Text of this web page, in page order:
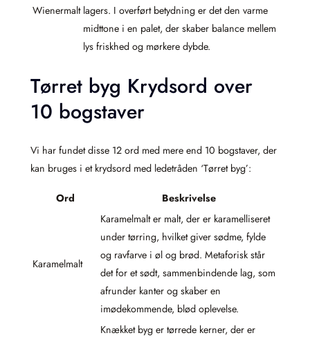
Wienermalt lagers. I overført betydning er det den varme
midttone i en palet, der skaber balance mellem
lys friskhed og mørkere dybde.
Tørret byg Krydsord over
10 bogstaver
Vi har fundet disse 12 ord med mere end 10 bogstaver, der
kan bruges i et krydsord med ledetråden ‘Tørret byg’:
Ord Beskrivelse
Karamelmalt
Karamelmalt er malt, der er karamelliseret
under tørring, hvilket giver sødme, fylde
og ravfarve i øl og brød. Metaforisk står
det for et sødt, sammenbindende lag, som
afrunder kanter og skaber en
imødekommende, blød oplevelse.
Knækket byg er tørrede kerner, der er